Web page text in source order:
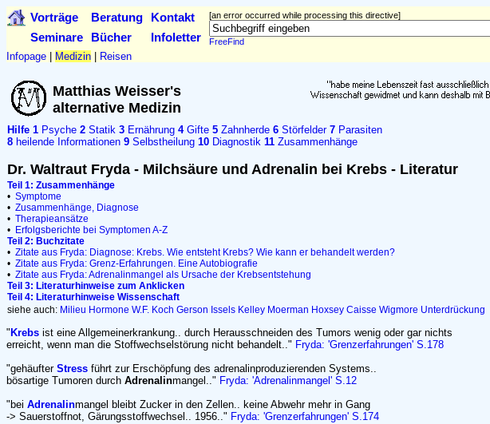
Vorträge Beratung Kontakt [an error occurred while processing this directive]
FreeFind
Seminare Bücher Infoletter
Infopage Medizin Reisen
Matthias Weisser's
alternative Medizin
Hilfe 1 Psyche 2 Statik 3 Ernährung 4Gifte 5 Zahnherde 6 Störfelder 7 Parasiten
8 heilende Informationen 9 Selbstheilung 10 Diagnostik 11 Zusammenhänge
Dr. Waltraut Fryda - Milchsäure und Adrenalin bei Krebs - Literatur
Teil 1: Zusammenhänge
• Symptome
• Zusammenhänge, Diagnose
• Therapieansätze
• Erfolgsberichte bei Symptomen A-Z
Teil 2: Buchzitate
• Zitate aus Fryda: Diagnose: Krebs. Wie entsteht Krebs? Wie kann er behandelt werden?
• Zitate aus Fryda: Grenz-Erfahrungen. Eine Autobiografie
• Zitate aus Fryda: Adrenalinmangel als Ursache der Krebsentstehung
Teil 3: Literaturhinweise zum Anklicken
Teil 4: Literaturhinweise Wissenschaft
siehe auch: Milieu Hormone W.F. Koch Gerson Issels Kelley Moerman Hoxsey Caisse Wigmore Unterdrückung
" Krebs ist eine Allgemeinerkrankung.. durch Herausschneiden des Tumors wenig oder gar nichts
erreicht, wenn man die Stoffwechselstörung nicht behandelt.." Fryda: 'Grenzerfahrungen' S.178
"gehäufter Stress führt zur Erschöpfung des adrenalinproduzierenden Systems..
bösartige Tumoren durch Adrenalinmangel.." Fryda: 'Adrenalinmangel' S.12
"bei Adrenalinmangel bleibt Zucker in den Zellen.. keine Abwehr mehr in Gang
-> Sauerstoffnot, Gärungsstoffwechsel.. 1956.." Fryda: 'Grenzerfahrungen' S.174